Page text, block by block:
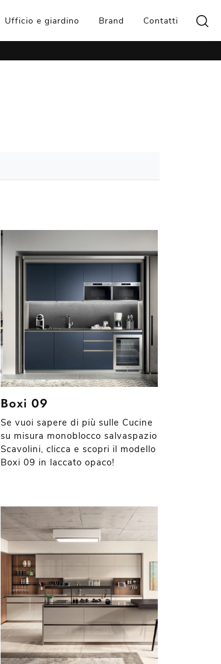
Ufficio e giardino Brand Contatti
Boxi 09
Se vuoi sapere di più sulle Cucine
su misura monoblocco salvaspazio
Scavolini, clicca e scopri il modello
Boxi 09 in laccato opaco!